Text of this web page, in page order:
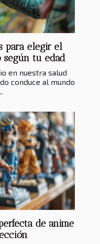
para elegir el
según tu edad
en nuestra salud
conduce al mundo
de anime